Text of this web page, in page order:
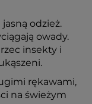
odzież.
owady.
insekty i
rękawami,
na świeżym